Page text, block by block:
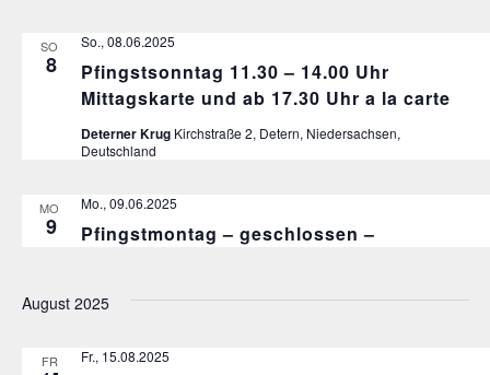
SO.
8
Pfingstsonntag 11.30 – 14.00 Uhr
Mittagskarte und ab 17.30 Uhr a la carte
So., 08.06.2025
Deterner Krug Kirchstraße 2, Detern, Niedersachsen,
Deutschland
MO.
9 Pfingstmontag – geschlossen –
Mo., 09.06.2025
August 2025
FR. Fr., 15.08.2025